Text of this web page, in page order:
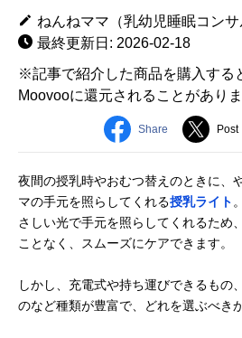
ねんねママ（乳幼児睡眠コンサ
最終更新日: 2026-02-18
※記事で紹介した商品を購入する
Moovooに還元されることがありま
Share Post
夜間の授乳時やおむつ替えのときに、
マの手元を照らしてくれる授乳ライト
さしい光で手元を照らしてくれるため
ことなく、スムーズにケアできます。
しかし、充電式や持ち運びできるもの
のなど種類が豊富で、どれを選ぶべき